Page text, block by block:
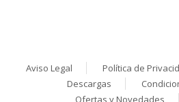
Aviso Legal Política de
Descargas
Ofertas y Novedades